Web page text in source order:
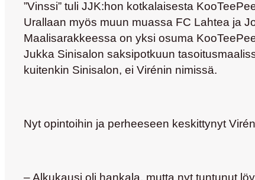
”Vinssi” tuli JJK:hon kotkalaisesta
Urallaan myös muun muassa FC Lahtea ja
Maalisarakkeessa on yksi osuma
Jukka Sinisalon saksipotkuun
kuitenkin Sinisalon, ei Virénin nimissä.
Nyt opintoihin ja perheeseen keskittynyt